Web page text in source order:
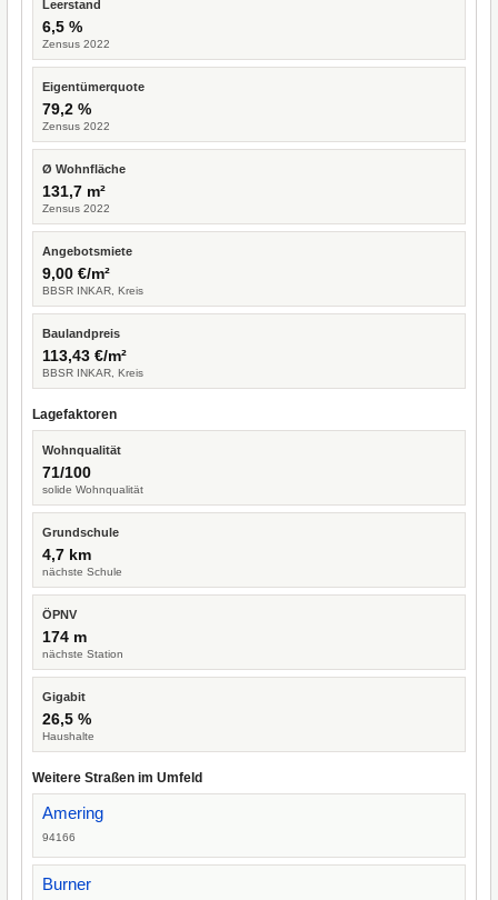
Leerstand
6,5 %
Zensus 2022
Eigentümerquote
79,2 %
Zensus 2022
Ø Wohnfläche
131,7 m²
Zensus 2022
Angebotsmiete
9,00 €/m²
BBSR INKAR, Kreis
Baulandpreis
113,43 €/m²
BBSR INKAR, Kreis
Lagefaktoren
Wohnqualität
71/100
solide Wohnqualität
Grundschule
4,7 km
nächste Schule
ÖPNV
174 m
nächste Station
Gigabit
26,5 %
Haushalte
Weitere Straßen im Umfeld
Amering
94166
Burner